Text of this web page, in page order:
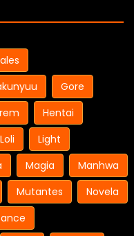
Gore
Hentai
Loli
Light
Magia
Manhwa
Mutantes
Novela